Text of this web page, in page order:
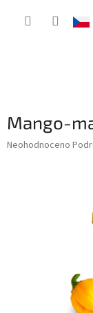
Mango-
Průměrné
Neohodnoceno